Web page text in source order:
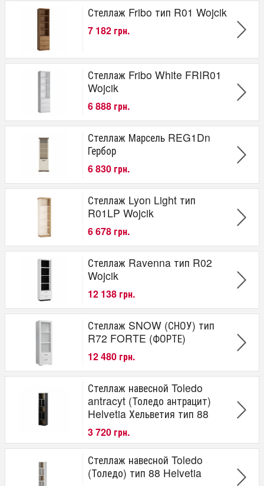
Стеллаж Fribo тип R01 Wojcik
7 182 грн.
Стеллаж Fribo White FRIR01
Wojcik
6 888 грн.
Стеллаж Марсель REG1Dn
Гербор
6 830 грн.
Стеллаж Lyon Light тип
R01LP Wojcik
6 678 грн.
Стеллаж Ravenna тип R02
Wojcik
12 138 грн.
Стеллаж SNOW (СНОУ) тип
R72 FORTE (ФОРТЕ)
12 480 грн.
Стеллаж навесной Toledo
antracyt (Толедо антрацит)
Helvetia Хельветия тип 88
3 720 грн.
Стеллаж навесной Toledo
(Толедо) тип 88 Helvetia